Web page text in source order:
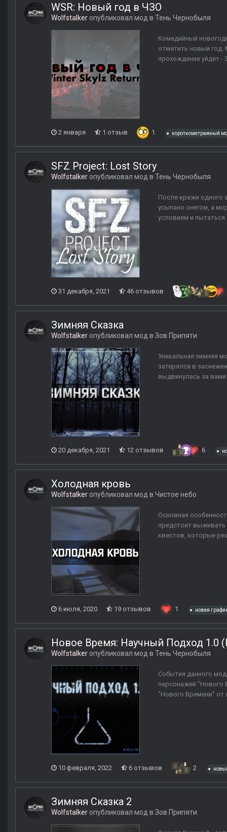
WSR: Новый год в ЧЗО
Wolfstalker опубликовал мод в Тень Чернобыля
Комедийный
отметить новый год.
прохождение уйдет -
2 января 1 отзыв 1 короткометражный
SFZ Project: Lost Story
Wolfstalker опубликовал мод в Тень Чернобыля
После кражи одного
усыпано снегом, а
условиям и
31 декабря, 2021 46 отзывов
Зимняя Сказка
Wolfstalker опубликовал мод в Зов Припяти
Уникальная зимняя
затерялся в
выдвинулась за
20 декабря, 2021 12 отзывов 6
Холодная кровь
Wolfstalker опубликовал мод в Чистое небо
Основная
предстоит выживать
квестов, которые
6 июля, 2020 19 отзывов 1 новая
Новое Время: Научный Подход 1.0
Wolfstalker опубликовал мод в Тень Чернобыля
События данного
персонажей "Нового
"Нового Времени" от
10 февраля, 2022 6 отзывов 2
Зимняя Сказка 2
Wolfstalker опубликовал мод в Зов Припяти